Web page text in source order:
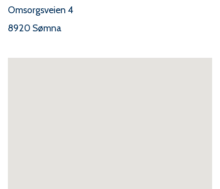
n
N
Omsorgsveien 4
8920 Sømna